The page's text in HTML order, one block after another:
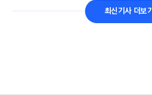
최신기사 더보기